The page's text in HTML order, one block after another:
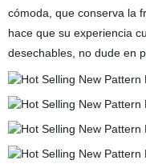
cómoda, que conserva la
hace que su experiencia
desechables, no dude en